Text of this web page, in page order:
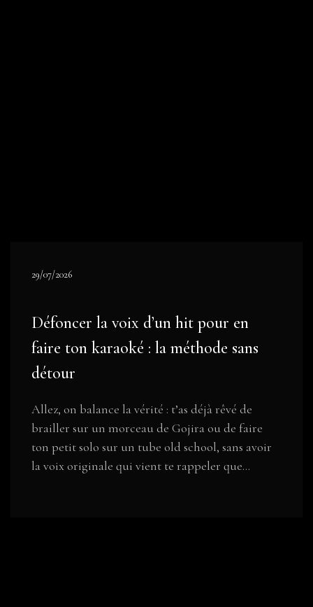
29/07/2026
Défoncer la voix d’un hit pour en
faire ton karaoké : la méthode sans
détour
Allez, on balance la vérité : t’as déjà rêvé de
brailler sur un morceau de Gojira ou de faire
ton petit solo sur un tube old school, sans avoir
la voix originale qui vient te rappeler que...